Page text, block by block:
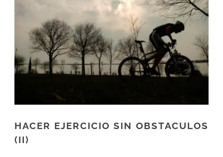
HACER EJERCICIO SIN OBSTACULOS
(II)